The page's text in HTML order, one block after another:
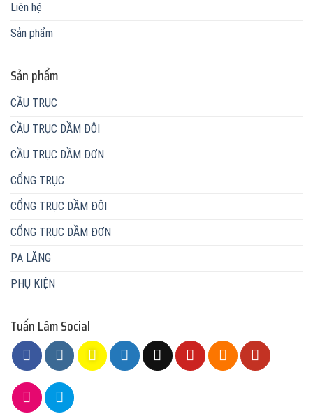
Liên hệ
Sản phẩm
Sản phẩm
CẦU TRỤC
CẦU TRỤC DẦM ĐÔI
CẦU TRỤC DẦM ĐƠN
CỔNG TRỤC
CỔNG TRỤC DẦM ĐÔI
CỔNG TRỤC DẦM ĐƠN
PA LĂNG
PHỤ KIỆN
Tuấn Lâm Social